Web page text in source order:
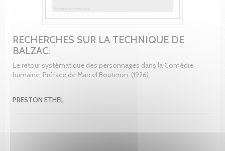
RECHERCHES SUR LA TECHNIQUE DE
BALZAC.
Le retour systématique des personnages dans la Comédie
humaine. Préface de Marcel Bouteron. (1926).
PRESTON ETHEL